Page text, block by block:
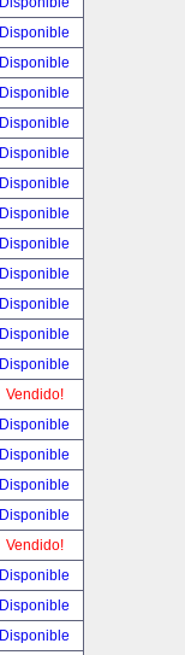
Disponible
Disponible
Disponible
Disponible
Disponible
Disponible
Disponible
Disponible
Disponible
Disponible
Disponible
Disponible
Vendido!
Disponible
Disponible
Disponible
Disponible
Vendido!
Disponible
Disponible
Disponible